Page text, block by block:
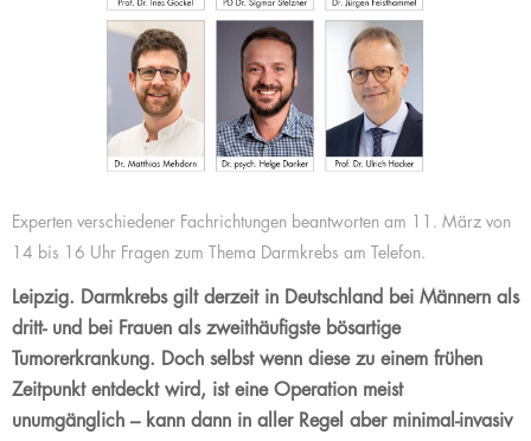
Experten verschiedener Fachrichtungen beantworten am 11. März von
14 bis 16 Uhr Fragen zum Thema Darmkrebs am Telefon.
Leipzig. Darmkrebs gilt derzeit in Deutschland bei Männern als
dritt- und bei Frauen als zweithäufigste bösartige
Tumorerkrankung. Doch selbst wenn diese zu einem frühen
Zeitpunkt entdeckt wird, ist eine Operation meist
unumgänglich – kann dann in aller Regel aber minimal-invasiv